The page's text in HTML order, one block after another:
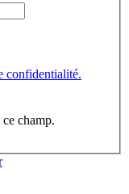
confidentialité.
champ.